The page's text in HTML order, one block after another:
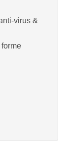
virus &